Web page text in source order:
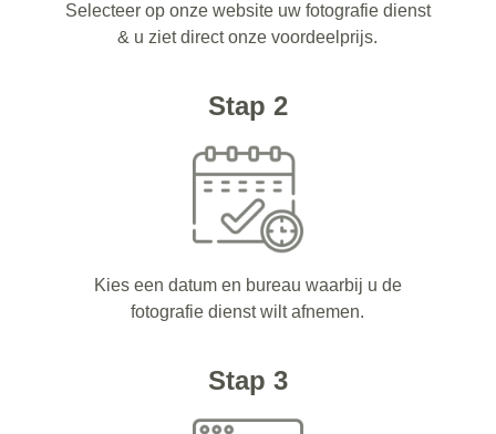
Selecteer op onze website uw fotografie dienst
& u ziet direct onze voordeelprijs.
Stap 2
Kies een datum en bureau waarbij u de
fotografie dienst wilt afnemen.
Stap 3